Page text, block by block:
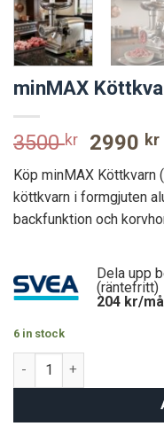
minMAX
3500kr
Original
price
was:
3500
2990 kr
Köp minMAX
köttkvarn i formgjuten
backfunktion och
Dela upp
(räntefritt)
204 kr/
6 in stock
minMAX Köttkvarn